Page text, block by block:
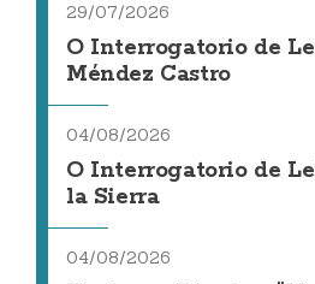
29/07/2026
O Interrogatorio de
Méndez Castro
04/08/2026
O Interrogatorio de
la Sierra
04/08/2026